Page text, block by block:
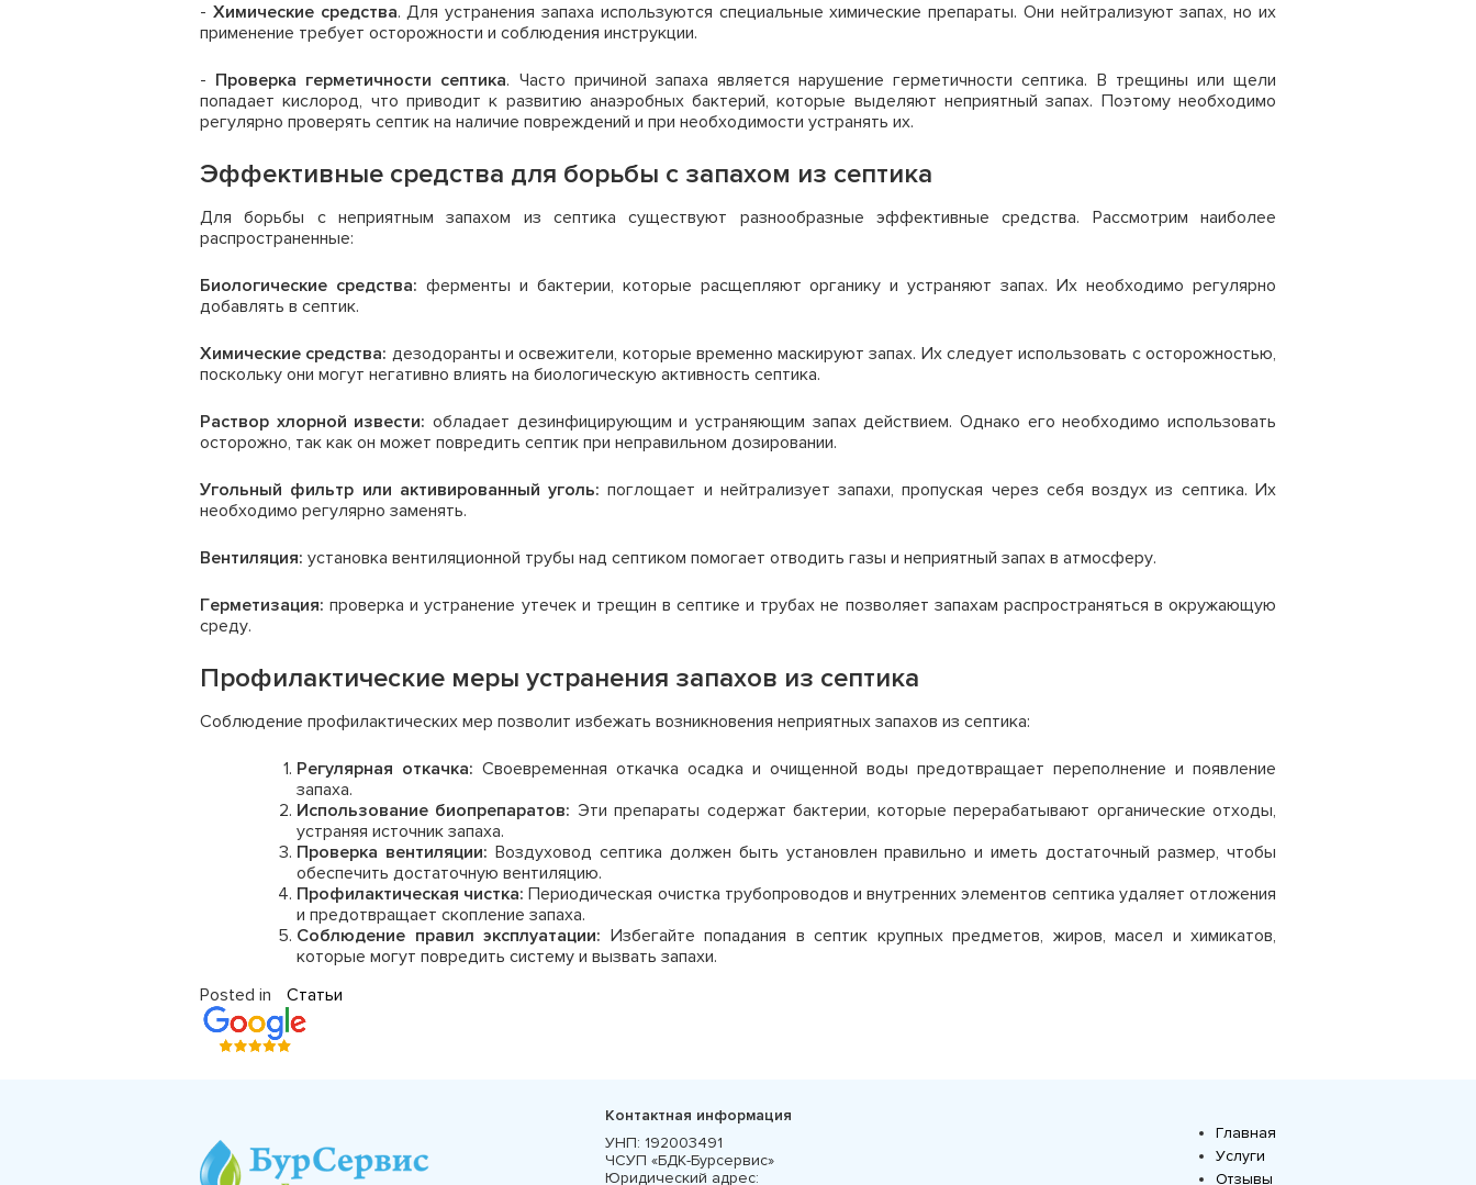
- Химические средства. Для устранения запаха используются специальные химические препараты. Они нейтрализуют запах, но их
применение требует осторожности и соблюдения инструкции.
- Проверка герметичности септика. Часто причиной запаха является нарушение герметичности септика. В трещины или щели
попадает кислород, что приводит к развитию анаэробных бактерий, которые выделяют неприятный запах. Поэтому необходимо
регулярно проверять септик на наличие повреждений и при необходимости устранять их.
Эффективные средства для борьбы с запахом из септика
Для борьбы с неприятным запахом из септика существуют разнообразные эффективные средства. Рассмотрим наиболее
распространенные:
Биологические средства: ферменты и бактерии, которые расщепляют органику и устраняют запах. Их необходимо регулярно
добавлять в септик.
Химические средства: дезодоранты и освежители, которые временно маскируют запах. Их следует использовать с осторожностью,
поскольку они могут негативно влиять на биологическую активность септика.
Раствор хлорной извести: обладает дезинфицирующим и устраняющим запах действием. Однако его необходимо использовать
осторожно, так как он может повредить септик при неправильном дозировании.
Угольный фильтр или активированный уголь: поглощает и нейтрализует запахи, пропуская через себя воздух из септика. Их
необходимо регулярно заменять.
Вентиляция: установка вентиляционной трубы над септиком помогает отводить газы и неприятный запах в атмосферу.
Герметизация: проверка и устранение утечек и трещин в септике и трубах не позволяет запахам распространяться в окружающую
среду.
Профилактические меры устранения запахов из септика
Соблюдение профилактических мер позволит избежать возникновения неприятных запахов из септика:
Регулярная откачка: Своевременная откачка осадка и очищенной воды предотвращает переполнение и появление
запаха.
Использование биопрепаратов: Эти препараты содержат бактерии, которые перерабатывают органические отходы,
устраняя источник запаха.
Проверка вентиляции: Воздуховод септика должен быть установлен правильно и иметь достаточный размер, чтобы
обеспечить достаточную вентиляцию.
Профилактическая чистка: Периодическая очистка трубопроводов и внутренних элементов септика удаляет отложения
и предотвращает скопление запаха.
Соблюдение правил эксплуатации: Избегайте попадания в септик крупных предметов, жиров, масел и химикатов,
которые могут повредить систему и вызвать запахи.
Posted in
Статьи
Контактная информация
УНП: 192003491
ЧСУП «БДК-Бурсервис»
Юридический адрес:
Главная
Услуги
Отзывы